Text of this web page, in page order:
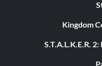
Kingdom
S.T.A.L.K.E.R.